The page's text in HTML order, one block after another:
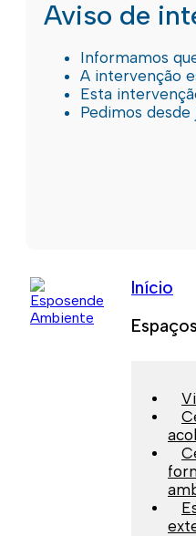
Aviso de
Informamos
A intervenção
Esta
Pedimos
Início
Espaços